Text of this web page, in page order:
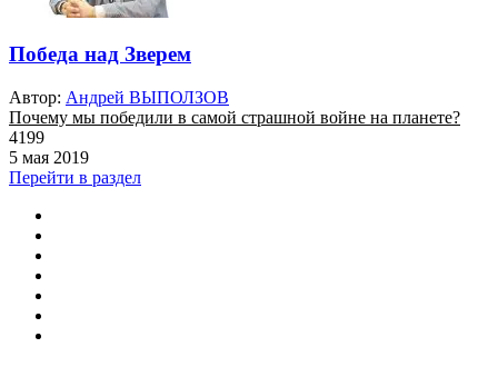
Победа над Зверем
Автор: Андрей ВЫПОЛЗОВ
Почему мы победили в самой страшной войне на планете?
4199
5 мая 2019
Перейти в раздел